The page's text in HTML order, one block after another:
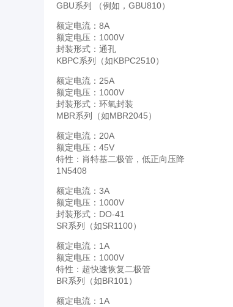
GBU系列 （例如，GBU810）
额定电流：8A
额定电压：1000V
封装形式：通孔
KBPC系列（如KBPC2510）
额定电流：25A
额定电压：1000V
封装形式：环氧封装
MBR系列（如MBR2045）
额定电流：20A
额定电压：45V
特性：肖特基二极管，低正向压降
1N5408
额定电流：3A
额定电压：1000V
封装形式：DO-41
SR系列（如SR1100）
额定电流：1A
额定电压：1000V
特性：超快速恢复二极管
BR系列（如BR101）
额定电流：1A